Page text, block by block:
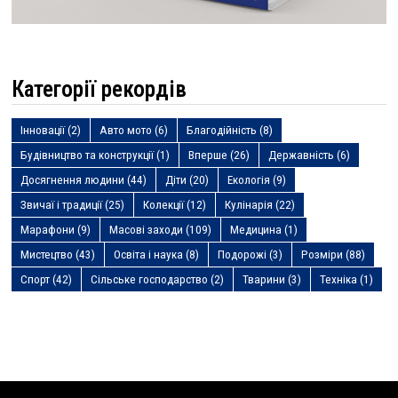
Категорії рекордів
Інновації(2) Авто мото (6) Благодійність (8)
Будівництво та конструкції(1) Вперше (26) Державність (6)
Досягнення людини (44) Діти (20) Екологія (9)
Звичаї і традиції(25) Колекції(12) Кулінарія (22)
Марафони (9) Масові заходи (109) Медицина(1)
Мистецтво (43) Освіта і наука(8) Подорожі (3) Розміри (88)
Спорт(42) Сільське господарство (2) Тварини (3) Техніка(1)